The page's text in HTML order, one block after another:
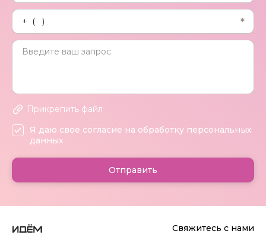
Свяжитесь с нами
Прикрепить файл
Я даю своё согласие на обработку персональных
данных
Отправить